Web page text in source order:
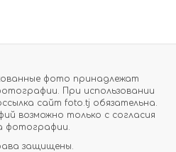
фото принадлежат
При использовании
сайт foto.tj обязательна.
возможно только с согласия
фотографии.
защищены.